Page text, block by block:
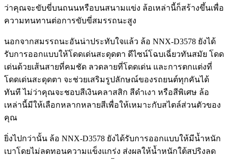
ว่าคุณจะขับขี่บนถนนหรือบนสนามแข่ง ล้อเหล่านี้ก็สร้างขึ้นเพื่อ
ความทนทานต่อการขับขี่สมรรถนะสูง
นอกจากสมรรถนะอันน่าประทับใจแล้ว ล้อ NNX-D3578 ยังได้
รับการออกแบบให้โดดเด่นสะดุดตา ดีไซน์โฉบเฉี่ยวทันสมัย โดด
เด่นด้วยเส้นสายที่คมชัด ลวดลายที่โดดเด่น และการตกแต่งที่
โดดเด่นสะดุดตา จะช่วยเสริมรูปลักษณ์ของรถยนต์ทุกคันได้
ทันที ไม่ว่าคุณจะชอบสีเงินคลาสสิก สีดำเงา หรือสีพิเศษ ล้อ
เหล่านี้มีให้เลือกหลากหลายสีเพื่อให้เหมาะกับสไตล์ส่วนตัวของ
คุณ
ยิ่งไปกว่านั้น ล้อ NNX-D3578 ยังได้รับการออกแบบให้มีน้ำหนัก
เบาโดยไม่ลดทอนความแข็งแกร่ง ส่งผลให้น้ำหนักใต้สปริงลด